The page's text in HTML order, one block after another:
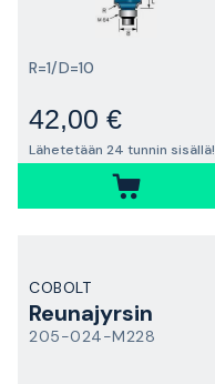
R=1/D=10
42,00 €
Lähetetään 24 tunnin sisällä!
COBOLT
Reunajyrsin
205-024-M228